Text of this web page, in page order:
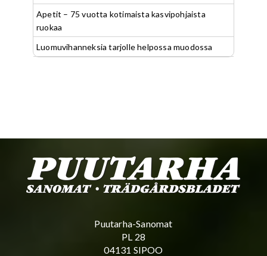
Apetit – 75 vuotta kotimaista kasvipohjaista
ruokaa
Luomuvihanneksia tarjolle helpossa muodossa
Puutarha-Sanomat
PL 28
04131 SIPOO